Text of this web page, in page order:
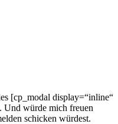
[cp_modal display=“inline“
Und würde mich freuen
schicken würdest.